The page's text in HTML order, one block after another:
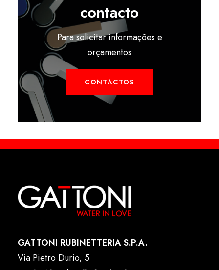
contacto
Para solicitar informações e
orçamentos
CONTACTOS
GATTONI RUBINETTERIA S.P.A.
Via Pietro Durio, 5